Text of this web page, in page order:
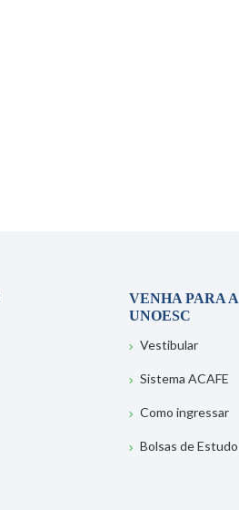
VENHA PARA A
UNOESC
Vestibular
Sistema ACAFE
Como ingressar
Bolsas de Estudo